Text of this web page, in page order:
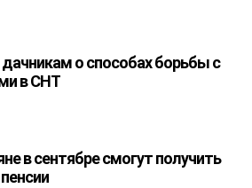
о способах борьбы с
в СНТ
в сентябре смогут получить